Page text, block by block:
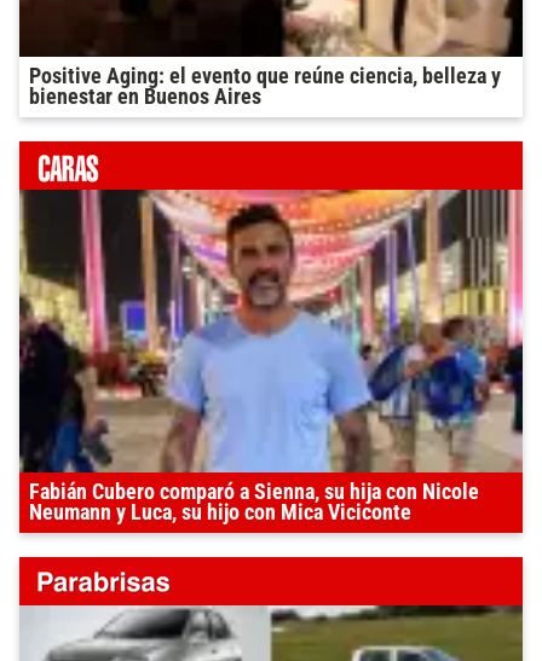
Positive Aging: el evento que reúne ciencia, belleza y
bienestar en Buenos Aires
Fabián Cubero comparó a Sienna, su hija con Nicole
Neumann y Luca, su hijo con Mica Viciconte